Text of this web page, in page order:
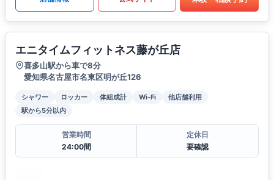
エニタイムフィットネス藤が丘店
喜多山駅から車で8分
愛知県名古屋市名東区明が丘126
シャワー ロッカー 体組成計 Wi-Fi
他店舗利用
駅から5分以内
営業時間
24:00間
定休日
要確認